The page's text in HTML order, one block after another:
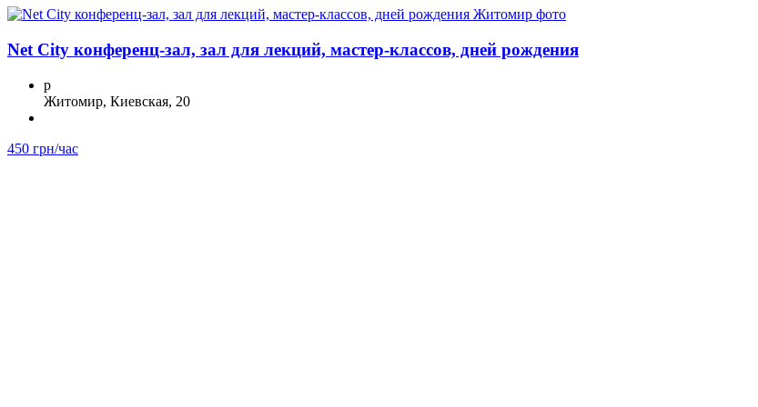
Net City конференц-зал, зал для лекций, мастер-классов, дней рождения
p
Житомир, Киевская, 20
450 грн/час